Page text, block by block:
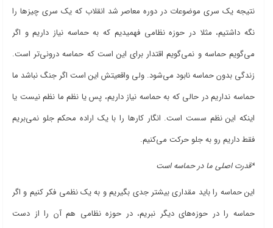
نتیجه یک سری موضوعات در دوره معاصر شد انقلاب که یک سری چیزها را
نگه داشتیم، مثلا در حوزه نظامی فهمیدیم که به حماسه نیاز داریم و اگر
می‌گویم حماسه و نمی‌گویم اقتدار برای این است که حماسه درونی‌‌تر است.
زندگی بدون حماسه نابود می‌شود. ولی واقعیتش این است اگر جنگ نباشد ما
حماسه نداریم در حالی که به حماسه نیاز داریم، پس یا نظم ما نظم نیست یا
اینکه این نظم سست است. انگار کارها را با یک اراده محکم جلو نمی‌بریم
فقط داریم رو به جلو حرکت می‌کنیم.
*قدرت اصلی ما در حماسه است
این حماسه را باید مقداری بیشتر جدی بگیریم و به یک نظمی فکر کنیم و اگر
حماسه را در حوزه‌های دیگر نبریم، در حوزه نظامی هم آن را از دست